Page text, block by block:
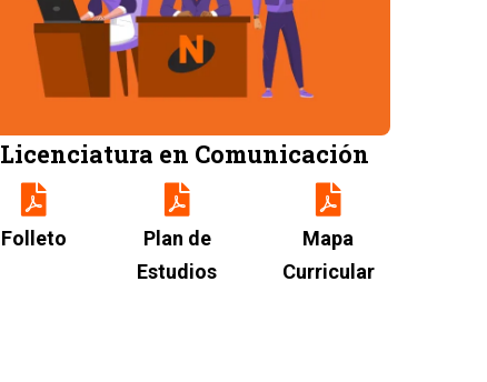
Licenciatura en Comunicación
Folleto
Plan de
Estudios
Mapa
Curricular